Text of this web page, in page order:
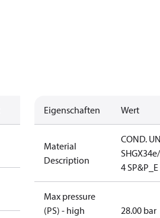
Eigenschaften Wert
Material
Description
COND.
4 SP&P_E
Max pressure
(PS) - high
28.00 bar